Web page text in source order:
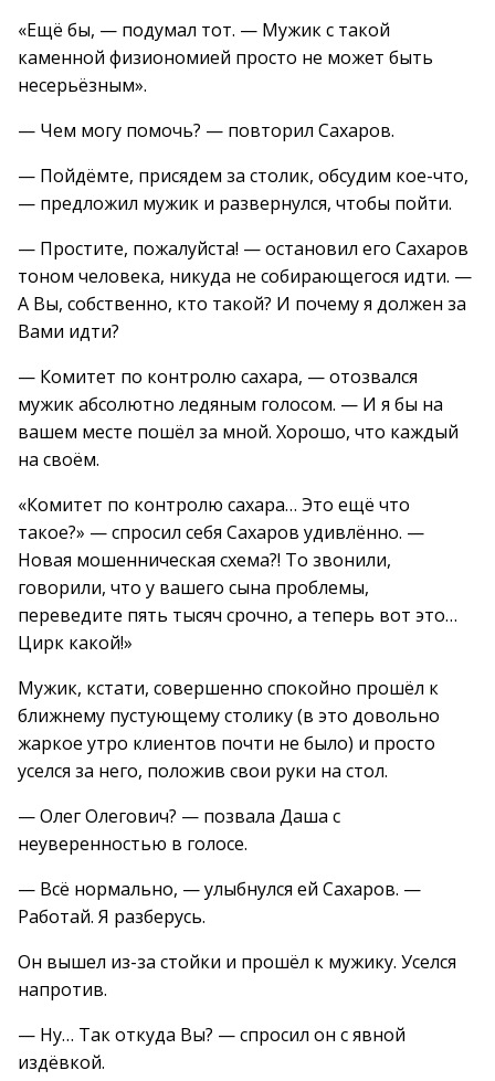
«Ещё бы, — подумал тот. — Мужик с такой
каменной физиономией просто не может быть
несерьёзным».
— Чем могу помочь? — повторил Сахаров.
— Пойдёмте, присядем за столик, обсудим кое-что,
— предложил мужик и развернулся, чтобы пойти.
— Простите, пожалуйста! — остановил его Сахаров
тоном человека, никуда не собирающегося идти. —
А Вы, собственно, кто такой? И почему я должен за
Вами идти?
— Комитет по контролю сахара, — отозвался
мужик абсолютно ледяным голосом. — И я бы на
вашем месте пошёл за мной. Хорошо, что каждый
на своём.
«Комитет по контролю сахара… Это ещё что
такое?» — спросил себя Сахаров удивлённо. —
Новая мошенническая схема?! То звонили,
говорили, что у вашего сына проблемы,
переведите пять тысяч срочно, а теперь вот это…
Цирк какой!»
Мужик, кстати, совершенно спокойно прошёл к
ближнему пустующему столику (в это довольно
жаркое утро клиентов почти не было) и просто
уселся за него, положив свои руки на стол.
— Олег Олегович? — позвала Даша с
неуверенностью в голосе.
— Всё нормально, — улыбнулся ей Сахаров. —
Работай. Я разберусь.
Он вышел из-за стойки и прошёл к мужику. Уселся
напротив.
— Ну… Так откуда Вы? — спросил он с явной
издёвкой.